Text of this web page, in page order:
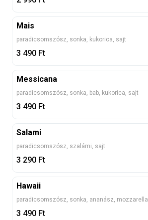
Mais
paradicsomszósz, sonka, kukorica, sajt
3 490 Ft
Messicana
paradicsomszósz, sonka, bab, kukorica, sajt
3 490 Ft
Salami
paradicsomszósz, szalámi, sajt
3 290 Ft
Hawaii
paradicsomszósz, sonka, ananász, mozzarella
3 490 Ft